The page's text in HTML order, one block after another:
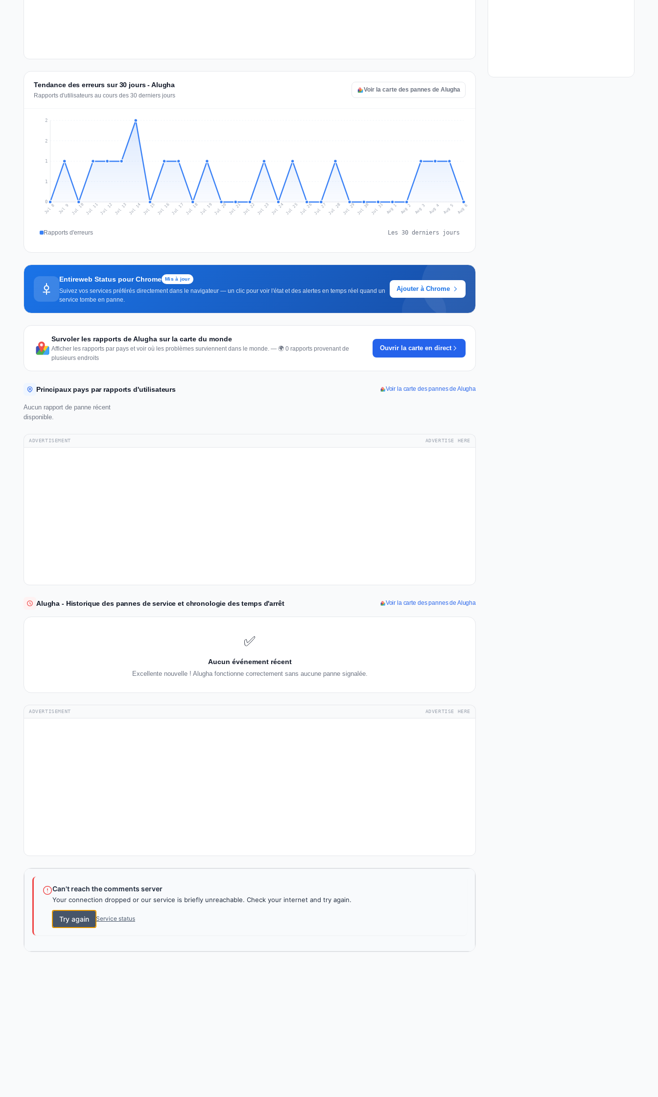
Tendance des erreurs sur 30 jours - Alugha
Rapports d'utilisateurs au cours des 30 derniers jours
Voir la carte des pannes de Alugha
0
1
1
2
2
Jul 8 Jul 9 Jul 10 Jul 11Jul 12 Jul 13 Jul 14 Jul 15 Jul 16Jul 17 Jul 18Jul 19 Jul 20 Jul 21 Jul 22 Jul 23 Jul 24Jul 25 Jul 26Jul 27 Jul 28 Jul 29 Jul 30 Jul 31 Aug 1 Aug 2 Aug 3 Aug 4 Aug 5 Aug 6
Rapports d'erreurs Les 30 derniers jours
Entireweb Status pour Chrome Mis à jour
Suivez vos services préférés directement dans le navigateur — un clic pour voir l'état et des alertes en temps réel quand un
service tombe en panne.
Ajouter à Chrome
Survoler les rapports de Alugha sur la carte du monde
Afficher les rapports par pays et voir où les problèmes surviennent dans le monde. — 🌍 0 rapports provenant de
plusieurs endroits
Ouvrir la carte en direct
Principaux pays par rapports d'utilisateurs Voir la carte des pannes de Alugha
Aucun rapport de panne récent
disponible.
ADVERTISEMENT ADVERTISE HERE
Alugha - Historique des pannes de service et chronologie des temps d'arrêt Voir la carte des pannes de Alugha
✅
Aucun événement récent
Excellente nouvelle ! Alugha fonctionne correctement sans aucune panne signalée.
ADVERTISEMENT ADVERTISE HERE
Can't reach the comments server
Your connection dropped or our service is briefly unreachable. Check your internet and try again.
Try again Service status